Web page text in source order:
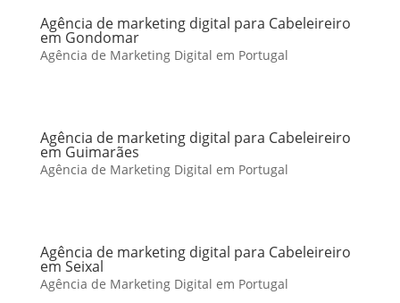
Agência de marketing digital para Cabeleireiro
em Gondomar
Agência de Marketing Digital em Portugal
Agência de marketing digital para Cabeleireiro
em Guimarães
Agência de Marketing Digital em Portugal
Agência de marketing digital para Cabeleireiro
em Seixal
Agência de Marketing Digital em Portugal